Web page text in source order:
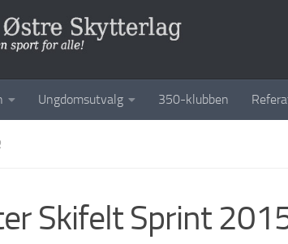
Ungdomsutvalg 350-klubben
Skifelt Sprint